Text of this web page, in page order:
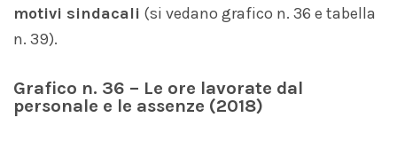
motivi sindacali (si vedano grafico n. 36 e tabella
n. 39).
Grafico n. 36 – Le ore lavorate dal
personale e le assenze (2018)